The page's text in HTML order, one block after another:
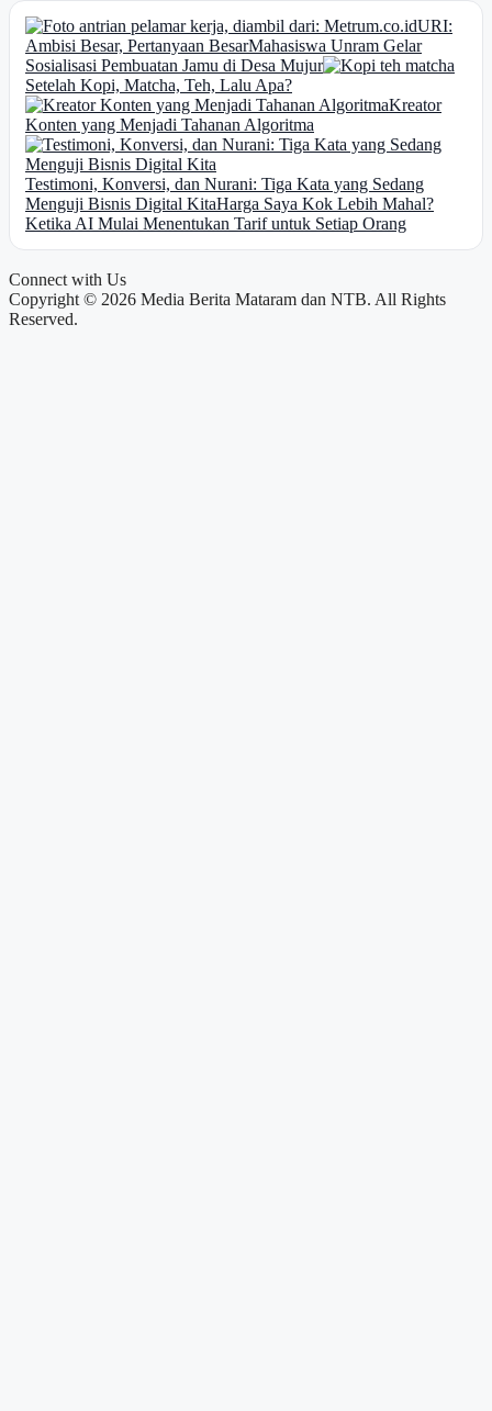
URI:
Ambisi Besar, Pertanyaan BesarMahasiswa Unram Gelar
Sosialisasi Pembuatan Jamu di Desa Mujur
Setelah Kopi, Matcha, Teh, Lalu Apa?
Kreator
Konten yang Menjadi Tahanan Algoritma
Testimoni, Konversi, dan Nurani: Tiga Kata yang Sedang
Menguji Bisnis Digital KitaHarga Saya Kok Lebih Mahal?
Ketika AI Mulai Menentukan Tarif untuk Setiap Orang
Connect with Us
Copyright © 2026 Media Berita Mataram dan NTB. All Rights
Reserved.